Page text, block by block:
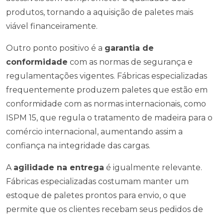
produtos, tornando a aquisição de paletes mais
viável financeiramente.
Outro ponto positivo é a garantia de
conformidade com as normas de segurança e
regulamentações vigentes. Fábricas especializadas
frequentemente produzem paletes que estão em
conformidade com as normas internacionais, como
ISPM 15, que regula o tratamento de madeira para o
comércio internacional, aumentando assim a
confiança na integridade das cargas.
A agilidade na entrega é igualmente relevante.
Fábricas especializadas costumam manter um
estoque de paletes prontos para envio, o que
permite que os clientes recebam seus pedidos de